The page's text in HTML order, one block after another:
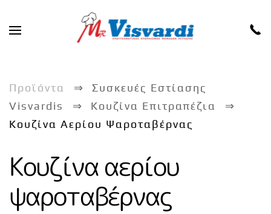
Skip to main content
Προϊόντα
Συσκευές Εστίασης
Visvardis
Κουζίνα Επιτραπέζια
Κουζίνα Αερίου Ψαροταβέρνας
Κουζίνα αερίου
ψαροταβέρνας